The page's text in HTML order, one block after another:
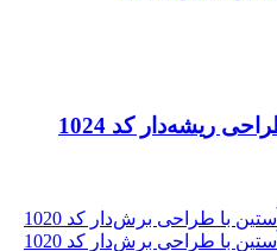
ریشه‌دار کد 1024